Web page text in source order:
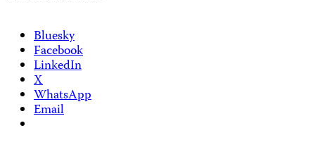
Bluesky
Facebook
LinkedIn
X
WhatsApp
Email